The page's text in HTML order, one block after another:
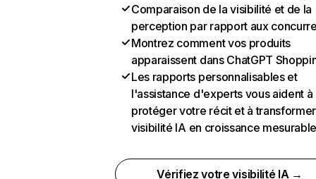
Comparaison de la visibilité et de la
perception par rapport aux
Montrez comment vos produits
apparaissent dans ChatGPT
Les rapports personnalisables et
l'assistance d'experts vous aident à
protéger votre récit et à
visibilité IA en croissance
Vérifiez votre visibilité IA →